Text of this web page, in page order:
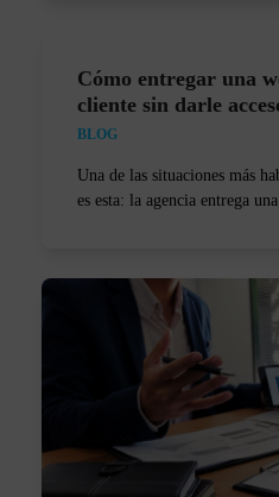
Cómo entregar una
cliente sin darle
BLOG
Una de las situaciones más
es esta: la agencia entrega